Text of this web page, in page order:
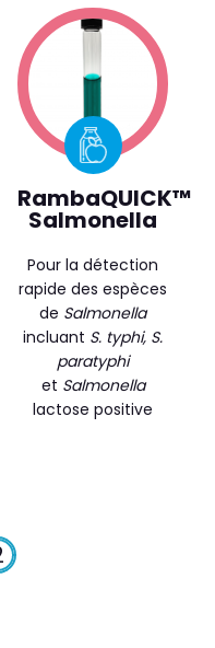
RambaQUICK™
Salmonella
Pour la détection
rapide des espèces
de Salmonella
incluant S. typhi, S.
paratyphi
et Salmonella
lactose positive